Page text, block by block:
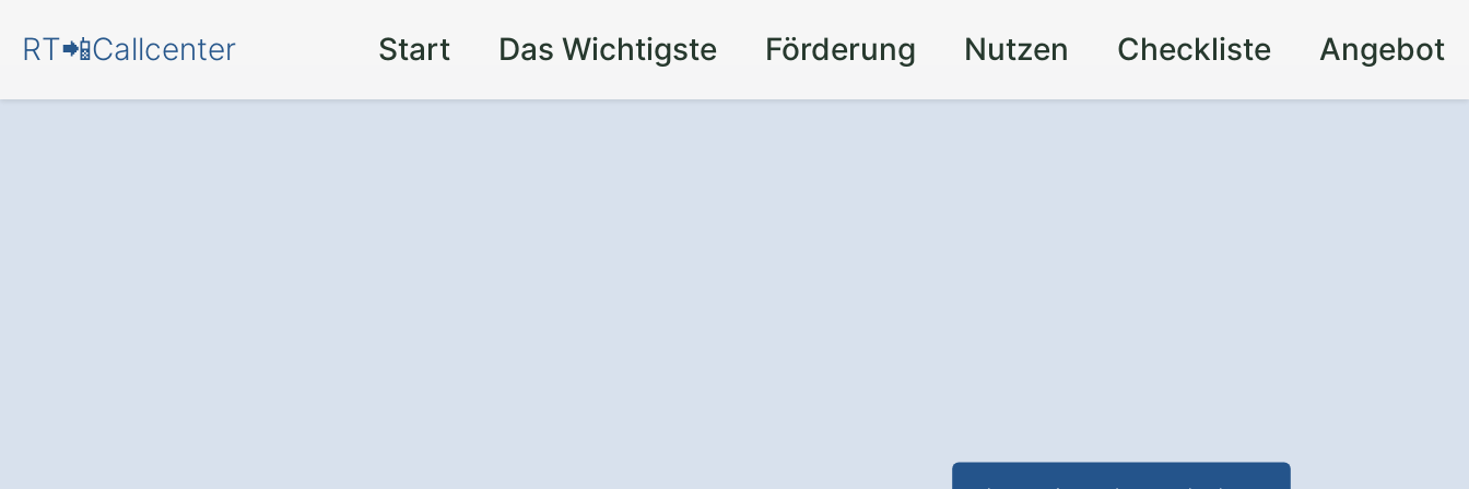
RT📲Callcenter Start Das Wichtigste Förderung Nutzen Checkliste Angebot